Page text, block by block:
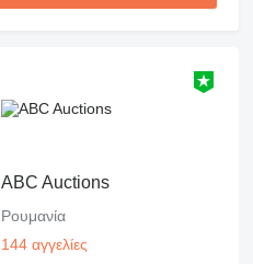
ABC Auctions
Ρουμανία
144 αγγελίες